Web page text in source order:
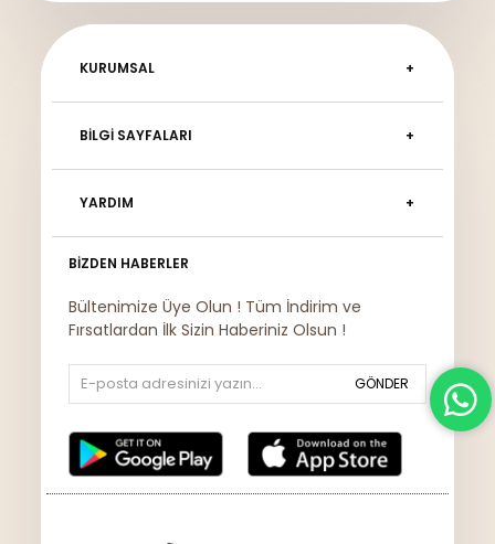
KURUMSAL
BILGI SAYFALARI
YARDIM
BIZDEN HABERLER
Bültenimize Üye Olun ! Tüm İndirim ve
Fırsatlardan İlk Sizin Haberiniz Olsun !
GÖNDER